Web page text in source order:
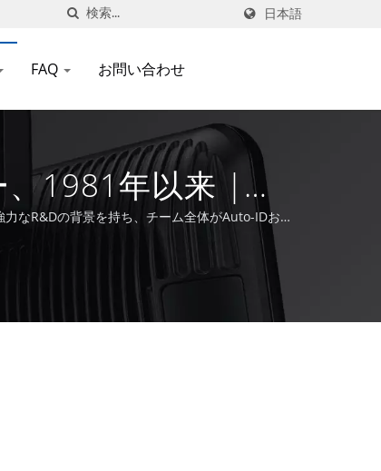
日本語
FAQ お問い合わせ
1981年以来 |
なR&Dの背景を持ち、チーム全体がAuto-IDおよ